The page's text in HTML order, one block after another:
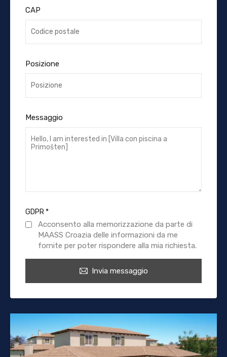
CAP
Posizione
Messaggio
GDPR*
Acconsento alla memorizzazione da parte di
MAASS Croazia delle informazioni da me
fornite per poter rispondere alla mia richiesta.
Invia messaggio